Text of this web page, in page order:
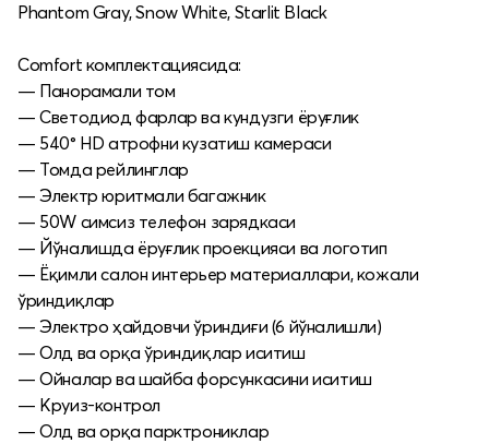
Phantom Gray, Snow White, Starlit Black
Comfort комплектациясида:
— Панорамали том
— Светодиод фарлар ва кундузги ёруғлик
— 540° HD атрофни кузатиш камераси
— Томда рейлинглар
— Электр юритмали багажник
— 50W симсиз телефон зарядкаси
— Йўналишда ёруғлик проекцияси ва логотип
— Ёқимли салон интерьер материаллари, кожали
ўриндиқлар
— Электро ҳайдовчи ўриндиғи (6 йўналишли)
— Олд ва орқа ўриндиқлар иситиш
— Ойналар ва шайба форсункасини иситиш
— Круиз-контрол
— Олд ва орқа парктрониклар